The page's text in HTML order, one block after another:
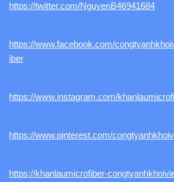
https://twitter.com/NguyenB46941684
https://www.facebook.com/
iber
https://www.instagram.com/
https://www.pinterest.com/
https://khanlaumicrofiber-